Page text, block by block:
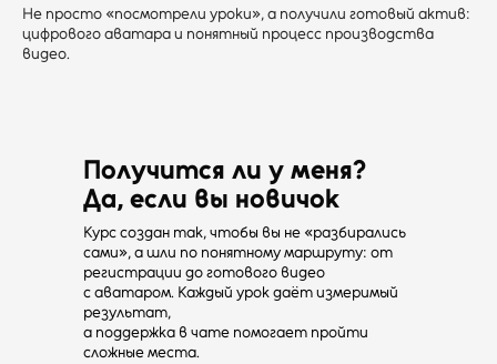
Не просто «посмотрели уроки», а получили готовый актив:
цифрового аватара и понятный процесс производства
видео.
Получится ли у меня?
Да, если вы новичок
Курс создан так, чтобы вы не «разбирались
сами», а шли по понятному маршруту: от
регистрации до готового видео
с аватаром. Каждый урок даёт измеримый
результат,
а поддержка в чате помогает пройти
сложные места.